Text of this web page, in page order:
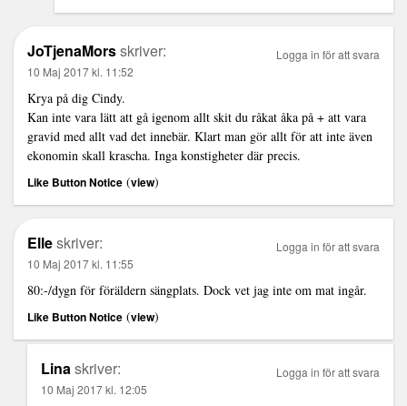
JoTjenaMorsskriver:
10 Maj 2017 kl. 11:52
Krya på dig Cindy.
Kan inte vara lätt att gå igenom allt skit du råkat åka på + att vara
gravid med allt vad det innebär. Klart man gör allt för att inte även
ekonomin skall krascha. Inga konstigheter där precis.
Like Button Notice (view)
Logga in för att svara
Elleskriver:
10 Maj 2017 kl. 11:55
80:-/dygn för föräldern sängplats. Dock vet jag inte om mat ingår.
Like Button Notice (view)
Logga in för att svara
Linaskriver:
10 Maj 2017 kl. 12:05
Logga in för att svara